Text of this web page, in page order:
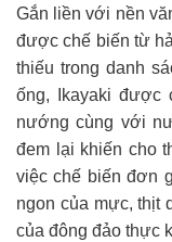
Gắn liền với nền
được chế biến từ
thiếu trong danh
ống, Ikayaki được
nướng cùng với
đem lại khiến cho
việc chế biến đơn
ngon của mực, thịt
của đông đảo thực